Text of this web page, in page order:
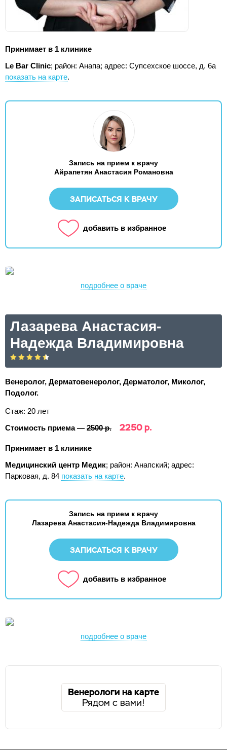
Принимает в 1 клинике
Le Bar Clinic; район: Анапа; адрес: Супсехское шоссе, д. 6а
показать на карте.
Запись на прием к врачу
Айрапетян Анастасия Романовна
ЗАПИСАТЬСЯ К ВРАЧУ
добавить в избранное
подробнее о враче
Лазарева Анастасия-
Надежда Владимировна
Венеролог, Дерматовенеролог, Дерматолог, Миколог,
Подолог.
Стаж: 20 лет
Стоимость приема — 2500 р. 2250 р.
Принимает в 1 клинике
Медицинский центр Медик; район: Анапский; адрес:
Парковая, д. 84 показать на карте.
Запись на прием к врачу
Лазарева Анастасия-Надежда Владимировна
ЗАПИСАТЬСЯ К ВРАЧУ
добавить в избранное
подробнее о враче
Венерологи на карте
Рядом с вами!